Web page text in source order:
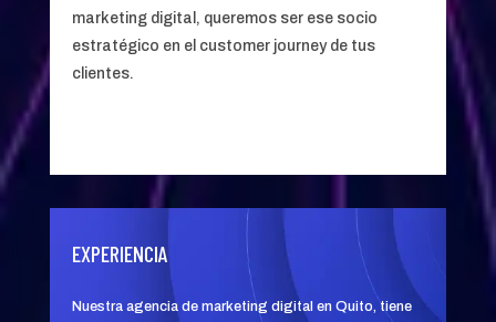
marketing digital, queremos ser ese socio
estratégico en el customer journey de tus
clientes.
EXPERIENCIA
Nuestra agencia de marketing digital en Quito, tiene